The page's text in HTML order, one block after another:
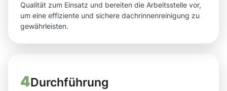
Qualität zum Einsatz und bereiten die Arbeitsstelle vor,
um eine effiziente und sichere dachrinnenreinigung zu
gewährleisten.
4Durchführung